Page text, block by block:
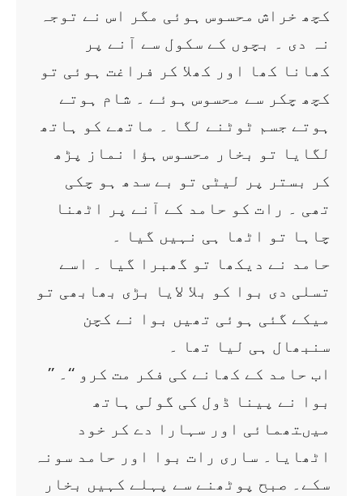
کچھ خراش محسوس ہوئی مگر اس نے توجہ
نہ دی ۔ بچوں کے سکول سے آنے پر
کھانا کھا اور کھلا کر فراغت ہوئی تو
کچھ چکر سے محسوس ہوئے ۔ شام ہوتے
ہوتے جسم ٹوٹنے لگا ۔ ماتھے کو ہاتھ
لگایا تو بخار محسوس ہؤا نماز پڑھ
کر بستر پر لیٹی تو بے سدھ ہو چکی
تھی ۔ رات کو حامد کے آنے پر اٹھنا
چاہا تو اٹھا ہی نہیں گیا ۔
حامد نے دیکھا تو گھبرا گیا ۔ اسے
تسلی دی بوا کو بلا لایا بڑی بھابھی تو
میکے گئی ہوئی تھیں بوا نے کچن
سنبھال ہی لیا تھا ۔
’’ اب حامد کے کھانے کی فکر مت کرو ‘‘۔
بوا نے پینا ڈول کی گولی ہاتھ
میںتھمائی اور سہارا دے کر خود
اٹھایا۔ ساری رات بوا اور حامد سونہ
سکے۔ صبح پوٹھنے سے پہلے کہیں بخار